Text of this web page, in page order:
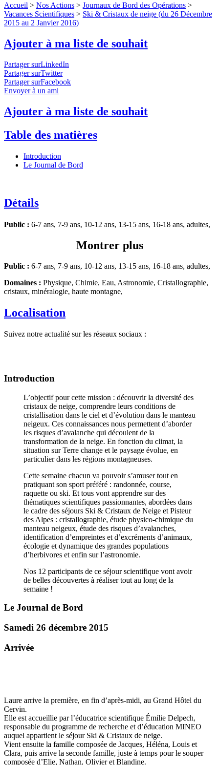
Accueil > Nos Actions > Journaux de Bord des Opérations >
Vacances Scientifiques > Ski & Cristaux de neige (du 26 Décembre
2015 au 2 Janvier 2016)
Ajouter à ma liste de souhait
Partager surLinkedIn
Partager surTwitter
Partager surFacebook
Envoyer à un ami
Ajouter à ma liste de souhait
Table des matières
Introduction
Le Journal de Bord
Détails
Public : 6-7 ans, 7-9 ans, 10-12 ans, 13-15 ans, 16-18 ans, adultes,
Montrer plus
Public : 6-7 ans, 7-9 ans, 10-12 ans, 13-15 ans, 16-18 ans, adultes,
Domaines : Physique, Chimie, Eau, Astronomie, Cristallographie,
cristaux, minéralogie, haute montagne,
Localisation
Suivez notre actualité sur les réseaux sociaux :
Introduction
L’objectif pour cette mission : découvrir la diversité des
cristaux de neige, comprendre leurs conditions de
cristallisation dans le ciel et d’évolution dans le manteau
neigeux. Ces connaissances nous permettent d’aborder
les risques d’avalanche qui découlent de la
transformation de la neige. En fonction du climat, la
situation sur Terre change et le paysage évolue, en
particulier dans les régions montagneuses.
Cette semaine chacun va pouvoir s’amuser tout en
pratiquant son sport préféré : randonnée, course,
raquette ou ski. Et tous vont apprendre sur des
thématiques scientifiques passionnantes, abordées dans
le cadre des séjours Ski & Cristaux de Neige et Pisteur
des Alpes : cristallographie, étude physico-chimique du
manteau neigeux, étude des risques d’avalanches,
identification d’empreintes et d’excréments d’animaux,
écologie et dynamique des grandes populations
d’herbivores et enfin sur l’astronomie.
Nos 12 participants de ce séjour scientifique vont avoir
de belles découvertes à réaliser tout au long de la
semaine !
Le Journal de Bord
Samedi 26 décembre 2015
Arrivée
Laure arrive la première, en fin d’après-midi, au Grand Hôtel du
Cervin.
Elle est accueillie par l’éducatrice scientifique Émilie Delpech,
responsable du programme de recherche et d’éducation MINEO
auquel appartient le séjour Ski & Cristaux de neige.
Vient ensuite la famille composée de Jacques, Héléna, Louis et
Clara, puis arrive la seconde famille, juste à temps pour le souper
composée d’Elie, Nathan, Olivier et Blandine.